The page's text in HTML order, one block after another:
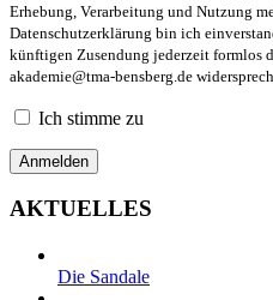
Erhebung, Verarbeitung und Nutzung
Datenschutzerklärung bin ich
künftigen Zusendung jederzeit formlos
akademie@tma-bensberg.de
Ich stimme zu
AKTUELLES
Die Sandale